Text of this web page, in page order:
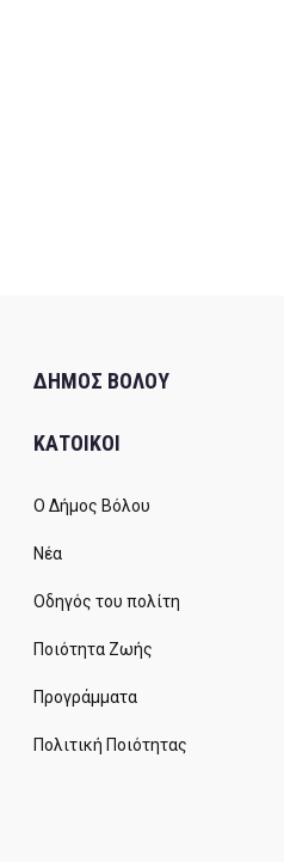
ΔΗΜΟΣ ΒΟΛΟΥ
ΚΑΤΟΙΚΟΙ
Ο Δήμος Βόλου
Νέα
Οδηγός του πολίτη
Ποιότητα Ζωής
Προγράμματα
Πολιτική Ποιότητας